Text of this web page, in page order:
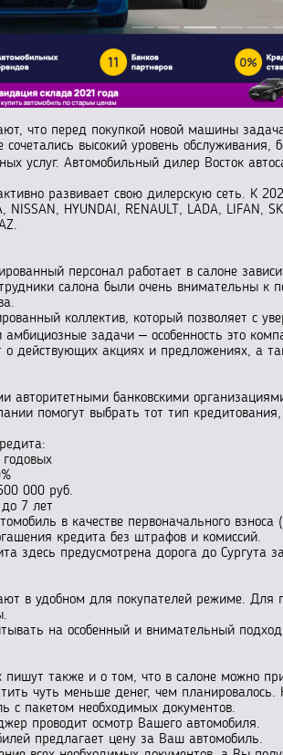
что перед покупкой новой машины
сочетались высокий уровень
услуг. Автомобильный дилер Восток
развивает свою дилерскую сеть. К
HYUNDAI, RENAULT, LADA, LIFAN,
персонал работает в салоне
салона были очень внимательны
коллектив, который позволяет с
амбициозные задачи – особенность это
о действующих акциях и предложениях, а
авторитетными банковскими
помогут выбрать тот тип
000 руб.
7 лет
в качестве первоначального взноса
кредита без штрафов и комиссий.
здесь предусмотрена дорога до
в удобном для покупателей режиме. Для
на особенный и внимательный
пишут также и о том, что в салоне можно
чуть меньше денег, чем планировалось.
с пакетом необходимых документов.
проводит осмотр Вашего автомобиля.
предлагает цену за Ваш автомобиль.